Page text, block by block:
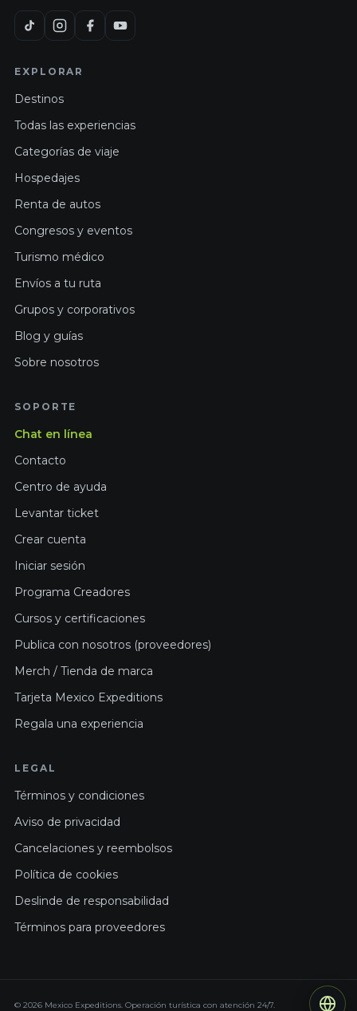
EXPLORAR
Destinos
Todas las experiencias
Categorías de viaje
Hospedajes
Renta de autos
Congresos y eventos
Turismo médico
Envíos a tu ruta
Grupos y corporativos
Blog y guías
Sobre nosotros
SOPORTE
Chat en línea
Contacto
Centro de ayuda
Levantar ticket
Crear cuenta
Iniciar sesión
Programa Creadores
Cursos y certificaciones
Publica con nosotros (proveedores)
Merch / Tienda de marca
Tarjeta Mexico Expeditions
Regala una experiencia
LEGAL
Términos y condiciones
Aviso de privacidad
Cancelaciones y reembolsos
Política de cookies
Deslinde de responsabilidad
Términos para proveedores
© 2026 Mexico Expeditions. Operación turística con atención 24/7.